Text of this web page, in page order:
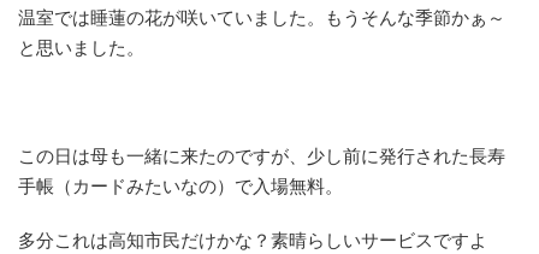
温室では睡蓮の花が咲いていました。もうそんな季節かぁ～
と思いました。
この日は母も一緒に来たのですが、少し前に発行された長寿
手帳（カードみたいなの）で入場無料。
多分これは高知市民だけかな？素晴らしいサービスですよ